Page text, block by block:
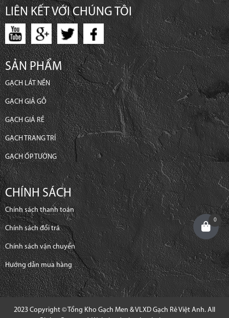
LIÊN KẾT VỚI CHÚNG TÔI
SẢN PHẨM
GẠCH LÁT NỀN
GẠCH GIẢ GỖ
GẠCH GIÁ RẺ
GẠCH TRANG TRÍ
GẠCH ỐP TƯỜNG
CHÍNH SÁCH
Chính sách thanh toán
Chính sách đổi trả
Chính sách vận chuyển
Hướng dẫn mua hàng
2023 Copyright © Tổng Kho Gạch Men & VLXD Gạch Rẻ Việt Anh. All
0